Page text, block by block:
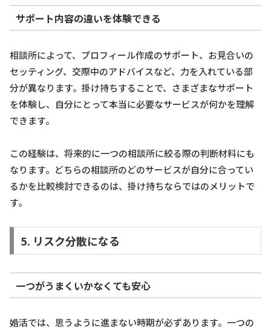
サポート内容の違いを体験できる
相談所によって、プロフィール作成のサポート、お見合いの
セッティング、交際中のアドバイスなど、力を入れている部
分が異なります。掛け持ちすることで、さまざまなサポート
を体験し、自分にとって本当に必要なサービスが何かを理解
できます。
この経験は、将来的に一つの相談所に絞る際の判断材料にも
なります。どちらの相談所のどのサービスが自分に合ってい
るかを比較検討できるのは、掛け持ちならではのメリットで
す。
5. リスク分散になる
一つがうまくいかなくても安心
婚活では、思うように進まない時期が必ずあります。一つの